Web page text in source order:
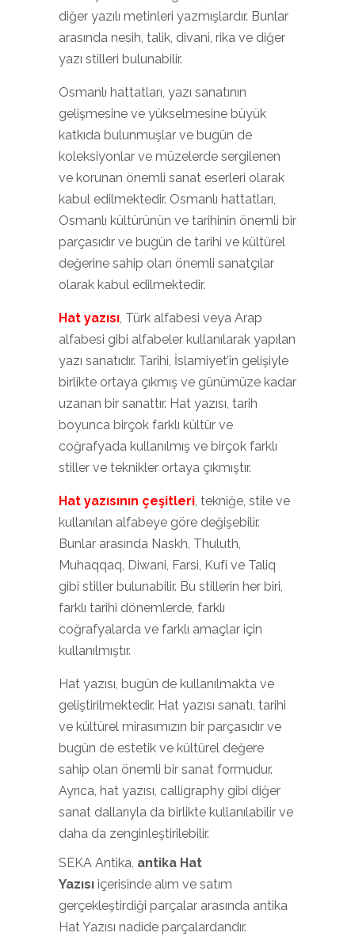
diğer yazılı metinleri yazmışlardır. Bunlar
arasında nesih, talik, divani, rika ve diğer
yazı stilleri bulunabilir.
Osmanlı hattatları, yazı sanatının
gelişmesine ve yükselmesine büyük
katkıda bulunmuşlar ve bugün de
koleksiyonlar ve müzelerde sergilenen
ve korunan önemli sanat eserleri olarak
kabul edilmektedir. Osmanlı hattatları,
Osmanlı kültürünün ve tarihinin önemli bir
parçasıdır ve bugün de tarihi ve kültürel
değerine sahip olan önemli sanatçılar
olarak kabul edilmektedir.
Hat yazısı, Türk alfabesi veya Arap
alfabesi gibi alfabeler kullanılarak yapılan
yazı sanatıdır. Tarihi, İslamiyet’in gelişiyle
birlikte ortaya çıkmış ve günümüze kadar
uzanan bir sanattır. Hat yazısı, tarih
boyunca birçok farklı kültür ve
coğrafyada kullanılmış ve birçok farklı
stiller ve teknikler ortaya çıkmıştır.
Hat yazısının çeşitleri, tekniğe, stile ve
kullanılan alfabeye göre değişebilir.
Bunlar arasında Naskh, Thuluth,
Muhaqqaq, Diwani, Farsi, Kufi ve Taliq
gibi stiller bulunabilir. Bu stillerin her biri,
farklı tarihi dönemlerde, farklı
coğrafyalarda ve farklı amaçlar için
kullanılmıştır.
Hat yazısı, bugün de kullanılmakta ve
geliştirilmektedir. Hat yazısı sanatı, tarihi
ve kültürel mirasımızın bir parçasıdır ve
bugün de estetik ve kültürel değere
sahip olan önemli bir sanat formudur.
Ayrıca, hat yazısı, calligraphy gibi diğer
sanat dallarıyla da birlikte kullanılabilir ve
daha da zenginleştirilebilir.
SEKA Antika, antika Hat
Yazısı içerisinde alım ve satım
gerçekleştirdiği parçalar arasında antika
Hat Yazısı nadide parçalardandır.